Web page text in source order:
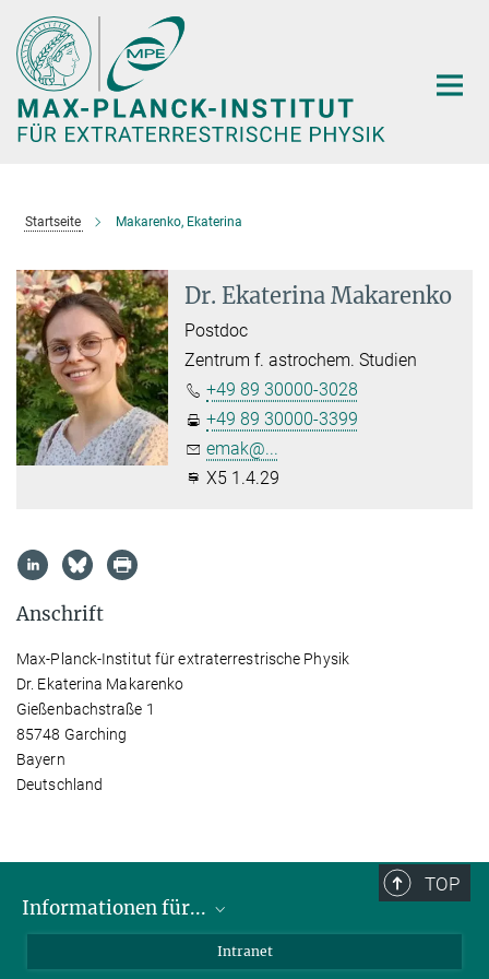
Hauptinhalt
Startseite Makarenko, Ekaterina
Dr. Ekaterina Makarenko
Postdoc
Zentrum f. astrochem. Studien
+49 89 30000-3028
+49 89 30000-3399
emak@...
X5 1.4.29
Anschrift
Max-Planck-Institut für extraterrestrische Physik
Dr. Ekaterina Makarenko
Gießenbachstraße 1
85748 Garching
Bayern
Deutschland
TOP
Informationen für...
Intranet